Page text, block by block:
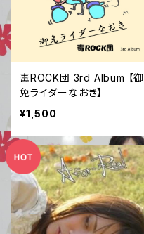
毒ROCK団 3rd Album 【御
免ライダーなおき】
¥1,500